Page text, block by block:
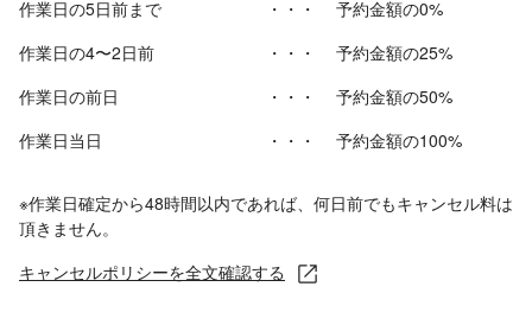
作業日の5日前まで ・・・
予約金額の0%
作業日の4〜2日前
・・・
予約金額の25%
作業日の前日
・・・
予約金額の50%
作業日当日
・・・ 予約金額の100%
※作業日確定から48時間以内であれば、何日前でもキャンセル料は
頂きません。
キャンセルポリシーを全文確認する